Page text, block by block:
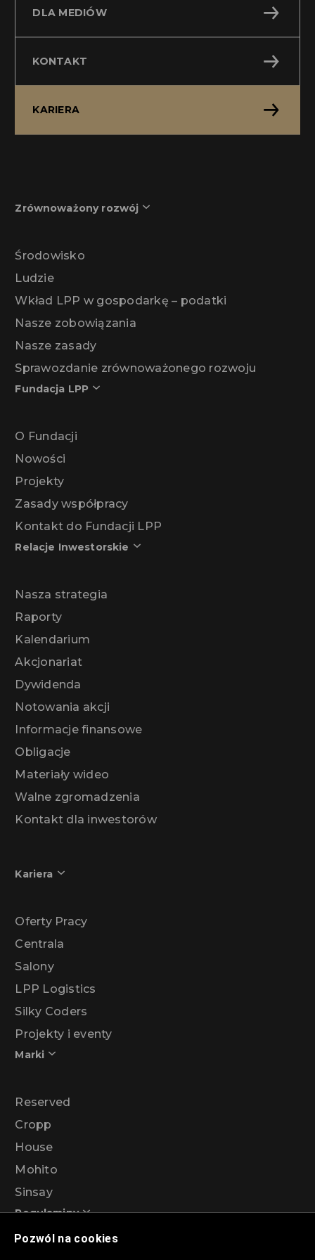
Pozwól na cookies
DLA MEDIÓW
KONTAKT
KARIERA
Zrównoważony rozwój
Środowisko
Ludzie
Wkład LPP w gospodarkę – podatki
Nasze zobowiązania
Nasze zasady
Sprawozdanie zrównoważonego rozwoju
Fundacja LPP
O Fundacji
Nowości
Projekty
Zasady współpracy
Kontakt do Fundacji LPP
Relacje Inwestorskie
Nasza strategia
Raporty
Kalendarium
Akcjonariat
Dywidenda
Notowania akcji
Informacje finansowe
Obligacje
Materiały wideo
Walne zgromadzenia
Kontakt dla inwestorów
Kariera
Oferty Pracy
Centrala
Salony
LPP Logistics
Silky Coders
Projekty i eventy
Marki
Reserved
Cropp
House
Mohito
Sinsay
Regulaminy